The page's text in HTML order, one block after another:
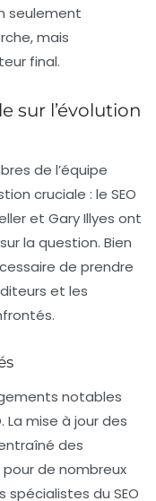
seulement
mais
final.
sur l’évolution
de l’équipe
cruciale : le SEO
et Gary Illyes ont
la question. Bien
de prendre
et les
notables
La mise à jour des
des
de nombreux
du SEO